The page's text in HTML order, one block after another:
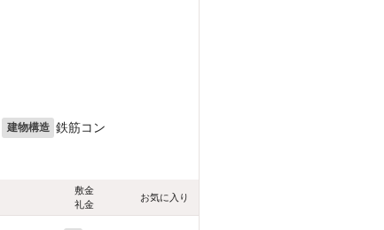
建物構造 鉄筋コン
敷金
礼金
お気に入り